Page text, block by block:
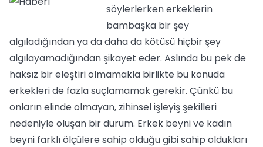
söylerlerken erkeklerin
bambaşka bir şey
algıladığından ya da daha da kötüsü hiçbir şey
algılayamadığından şikayet eder. Aslında bu pek de
haksız bir eleştiri olmamakla birlikte bu konuda
erkekleri de fazla suçlamamak gerekir. Çünkü bu
onların elinde olmayan, zihinsel işleyiş şekilleri
nedeniyle oluşan bir durum. Erkek beyni ve kadın
beyni farklı ölçülere sahip olduğu gibi sahip oldukları